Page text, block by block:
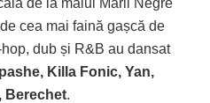
cea mai faină gașcă de
dub și R&B au dansat
Killa Fonic, Yan,
Berechet.